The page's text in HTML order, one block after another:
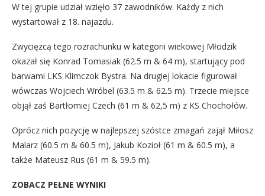
W tej grupie udział wzięło 37 zawodników. Każdy z nich
wystartował z 18. najazdu.
Zwycięzcą tego rozrachunku w kategorii wiekowej Młodzik
okazał się Konrad Tomasiak (62.5 m & 64 m), startujący pod
barwami LKS Klimczok Bystra. Na drugiej lokacie figurował
wówczas Wojciech Wróbel (63.5 m & 62.5 m). Trzecie miejsce
objął zaś Bartłomiej Czech (61 m & 62,5 m) z KS Chochołów.
Oprócz nich pozycję w najlepszej szóstce zmagań zajął Miłosz
Malarz (60.5 m & 60.5 m), Jakub Kozioł (61 m & 60.5 m), a
także Mateusz Rus (61 m & 59.5 m).
ZOBACZ PEŁNE WYNIKI